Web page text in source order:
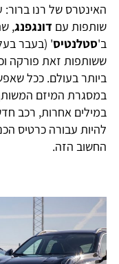
האינטרס של רנו
שותפות עם דונגפנג,
ב'סטלנטיס' (בעבר
ששותפות זאת פורקה
ביותר בעולם. ככל
במסגרת המיזם
במילים אחרות, רכב
להיות עבורה כרטיס
החשוב הזה.